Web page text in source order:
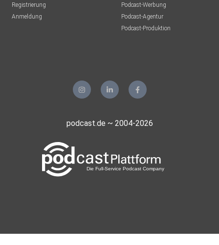
Registrierung
Anmeldung
Podcast-Werbung
Podcast-Agentur
Podcast-Produktion
podcast.de ~ 2004-2026